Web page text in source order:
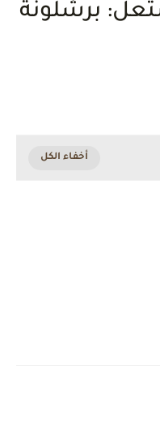
برشلونة